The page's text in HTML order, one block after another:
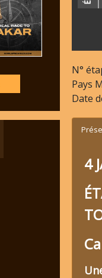
N°
Pays
Date
4